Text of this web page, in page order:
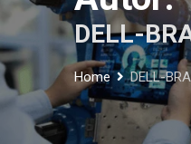
DELL-
Home DELL-